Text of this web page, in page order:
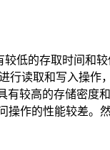
低的存取时间和
读取和写入操作
较高的存储密度
操作的性能较差。